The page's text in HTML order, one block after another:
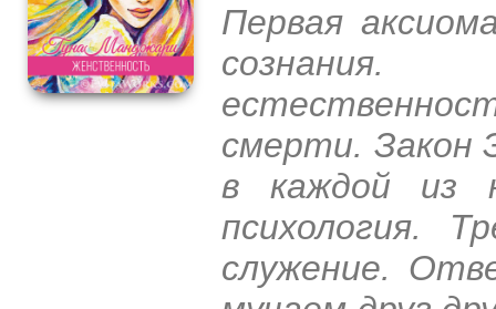
Первая
сознания.
смерти. Закон
в каждой из
психология.
служение.